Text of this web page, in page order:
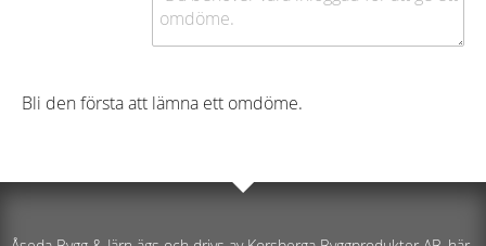
Bli den första att lämna ett omdöme.